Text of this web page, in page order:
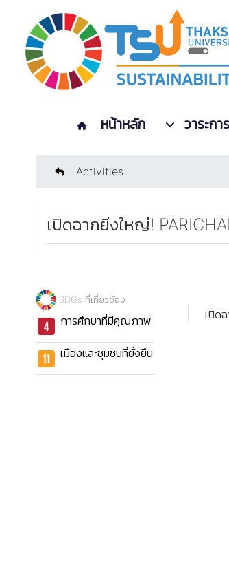
หน้าหลัก วาระก
Activities
เปิดฉากยิ่งใหญ่!
SDGs ที่เกี่ยวข้อง
การศึกษาที่มีคุณภาพ
เมืองและชุมชนที่ยั่งยืน
เปิด